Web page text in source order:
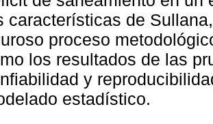
características de
proceso
los resultados de las
y
estadístico.